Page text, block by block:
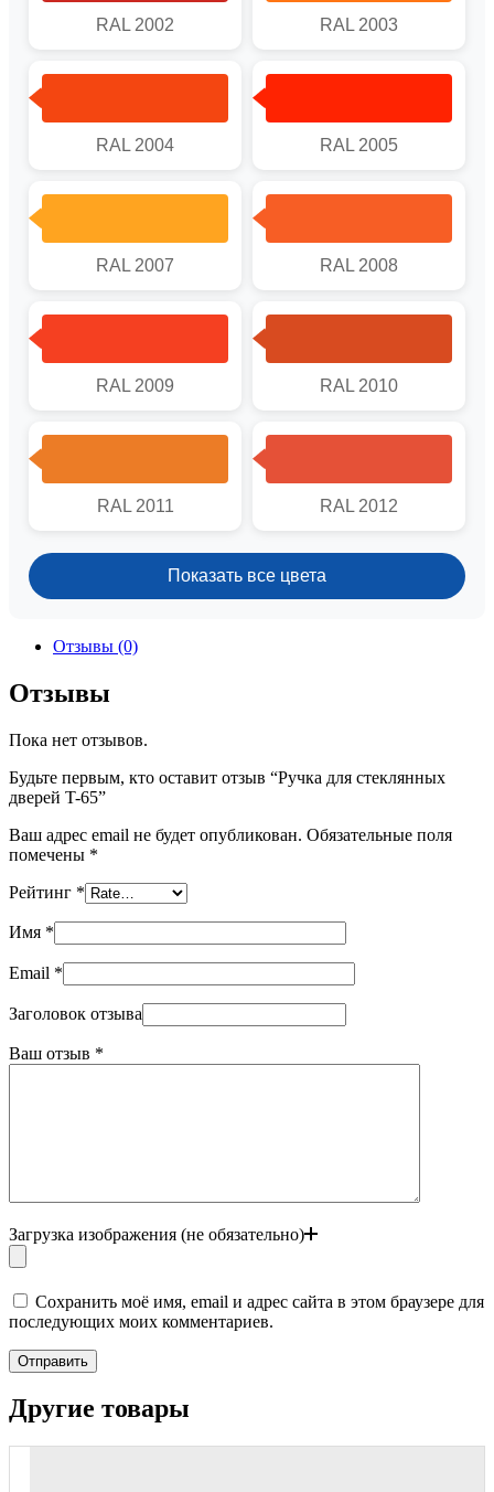
RAL 2002 RAL 2003
RAL 2004 RAL 2005
RAL 2007 RAL 2008
RAL 2009 RAL 2010
RAL 2011 RAL 2012
Показать все цвета
Отзывы (0)
Отзывы
Пока нет отзывов.
Будьте первым, кто оставит отзыв “Ручка для стеклянных
дверей T-65”
Ваш адрес email не будет опубликован. Обязательные поля
помечены *
Рейтинг *
Имя *
Email *
Заголовок отзыва
Ваш отзыв *
Загрузка изображения (не обязательно)
Сохранить моё имя, email и адрес сайта в этом браузере для
последующих моих комментариев.
Отправить
Другие товары